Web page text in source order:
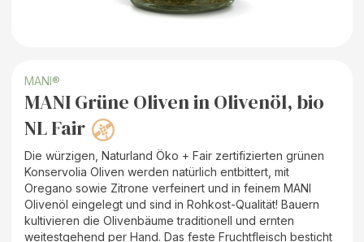
MANI®
MANI Grüne Oliven in Olivenöl, bio
NL Fair
Die würzigen, Naturland Öko + Fair zertifizierten grünen
Konservolia Oliven werden natürlich entbittert, mit
Oregano sowie Zitrone verfeinert und in feinem MANI
Olivenöl eingelegt und sind in Rohkost-Qualität! Bauern
kultivieren die Olivenbäume traditionell und ernten
weitestgehend per Hand. Das feste Fruchtfleisch besticht